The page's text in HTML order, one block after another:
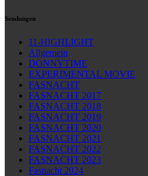
Sendungen
11-HIGHLIGHT
Allgemein
DONNYTIME
EXPERIMENTAL MOVIE
FASNACHT
FASNACHT 2017
FASNACHT 2018
FASNACHT 2019
FASNACHT 2020
FASNACHT 2021
FASNACHT 2022
FASNACHT 2023
Fasnacht 2024